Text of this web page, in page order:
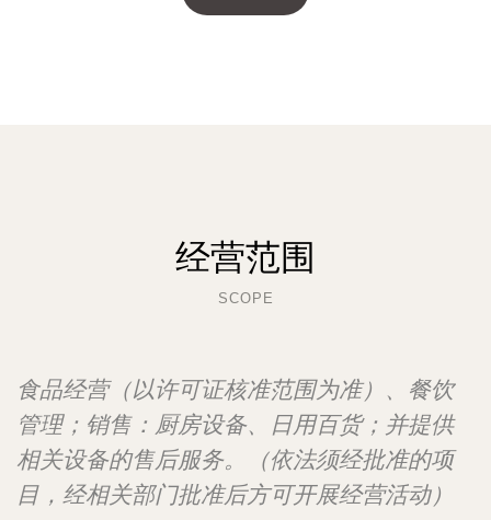
经营范围
SCOPE
食品经营（以许可证核准范围为准）、餐饮
管理；销售：厨房设备、日用百货；并提供
相关设备的售后服务。（依法须经批准的项
目，经相关部门批准后方可开展经营活动）